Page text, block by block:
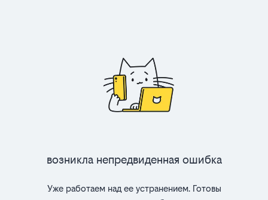
Возникла непредвиденная ошибка
Уже работаем над ее устранением. Готовы